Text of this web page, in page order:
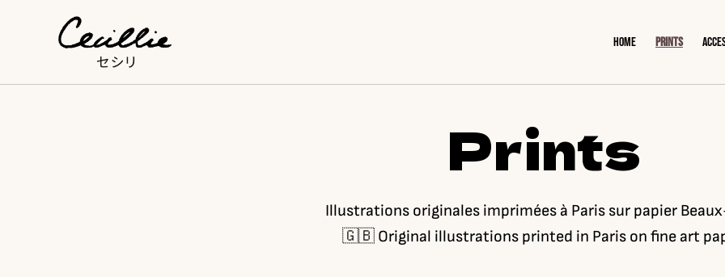
Home Prints
Prints
Illustrations originales imprimées à Paris sur papier
🇬🇧 Original illustrations printed in Paris on fine art